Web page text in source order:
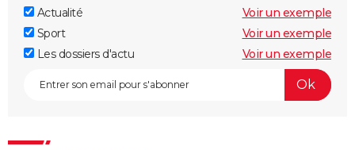
Actualité
Voir un exemple
Sport
Voir un exemple
Les dossiers d'actu
Voir un exemple